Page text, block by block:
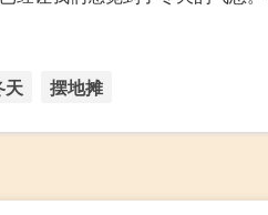
天 摆地摊